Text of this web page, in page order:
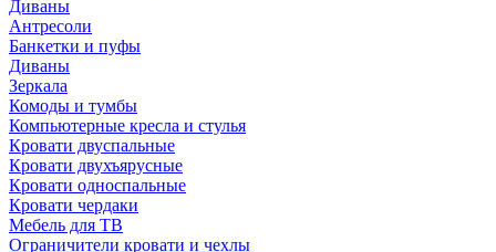
Диваны
Антресоли
Банкетки и пуфы
Диваны
Зеркала
Комоды и тумбы
Компьютерные кресла и стулья
Кровати двуспальные
Кровати двухъярусные
Кровати односпальные
Кровати чердаки
Мебель для ТВ
Ограничители кровати и чехлы